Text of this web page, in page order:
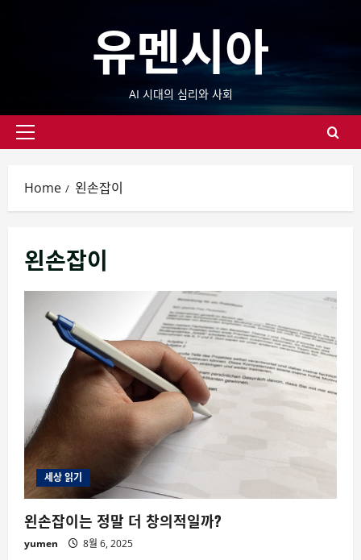
유멘시아
AI 시대의 심리와 사회
Primary
Home 왼손잡이
왼손잡이
세상 읽기
왼손잡이는 정말 더 창의적일까?
yumen 8월 6, 2025